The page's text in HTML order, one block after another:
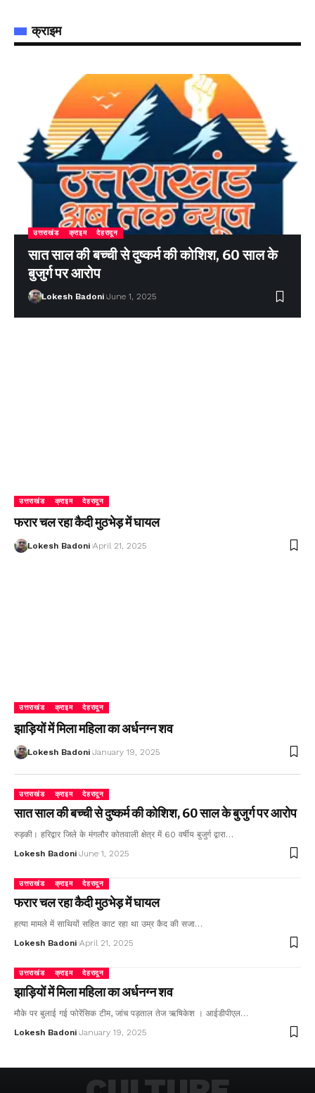
क्राइम
उत्तराखंड क्राइम देहरादून
सात साल की बच्ची से दुष्कर्म की कोशिश, 60 साल के
बुजुर्ग पर आरोप
Lokesh Badoni June 1, 2025
उत्तराखंड क्राइम देहरादून
फरार चल रहा कैदी मुठभेड़ में घायल
Lokesh Badoni April 21, 2025
उत्तराखंड क्राइम देहरादून
झाड़ियों में मिला महिला का अर्धनग्न शव
Lokesh Badoni January 19, 2025
उत्तराखंड क्राइम देहरादून
सात साल की बच्ची से दुष्कर्म की कोशिश, 60 साल के बुजुर्ग पर आरोप
रुड़की। हरिद्वार जिले के मंगलौर कोतवाली क्षेत्र में 60 वर्षीय बुजुर्ग द्वारा…
Lokesh Badoni June 1, 2025
उत्तराखंड क्राइम देहरादून
फरार चल रहा कैदी मुठभेड़ में घायल
हत्या मामले में साथियों सहित काट रहा था उम्र कैद की सजा…
Lokesh Badoni April 21, 2025
उत्तराखंड क्राइम देहरादून
झाड़ियों में मिला महिला का अर्धनग्न शव
मौके पर बुलाई गई फोरेंसिक टीम, जांच पड़ताल तेज ऋषिकेश । आईडीपीएल…
Lokesh Badoni January 19, 2025